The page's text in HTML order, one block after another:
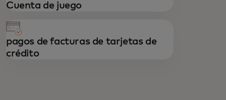
Cuenta de juego
pagos de facturas de tarjetas de
crédito